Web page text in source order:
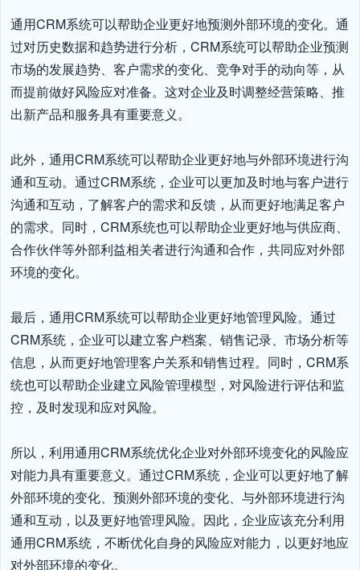
通用CRM系统可以帮助企业更好地预测外部环境的变化。通
过对历史数据和趋势进行分析，CRM系统可以帮助企业预测
市场的发展趋势、客户需求的变化、竞争对手的动向等，从
而提前做好风险应对准备。这对企业及时调整经营策略、推
出新产品和服务具有重要意义。
此外，通用CRM系统可以帮助企业更好地与外部环境进行沟
通和互动。通过CRM系统，企业可以更加及时地与客户进行
沟通和互动，了解客户的需求和反馈，从而更好地满足客户
的需求。同时，CRM系统也可以帮助企业更好地与供应商、
合作伙伴等外部利益相关者进行沟通和合作，共同应对外部
环境的变化。
最后，通用CRM系统可以帮助企业更好地管理风险。通过
CRM系统，企业可以建立客户档案、销售记录、市场分析等
信息，从而更好地管理客户关系和销售过程。同时，CRM系
统也可以帮助企业建立风险管理模型，对风险进行评估和监
控，及时发现和应对风险。
所以，利用通用CRM系统优化企业对外部环境变化的风险应
对能力具有重要意义。通过CRM系统，企业可以更好地了解
外部环境的变化、预测外部环境的变化、与外部环境进行沟
通和互动，以及更好地管理风险。因此，企业应该充分利用
通用CRM系统，不断优化自身的风险应对能力，以更好地应
对外部环境的变化。